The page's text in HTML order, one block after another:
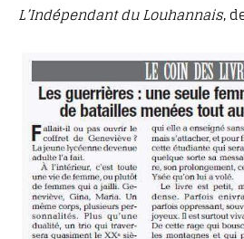
L’Indépendant du Louhannais,